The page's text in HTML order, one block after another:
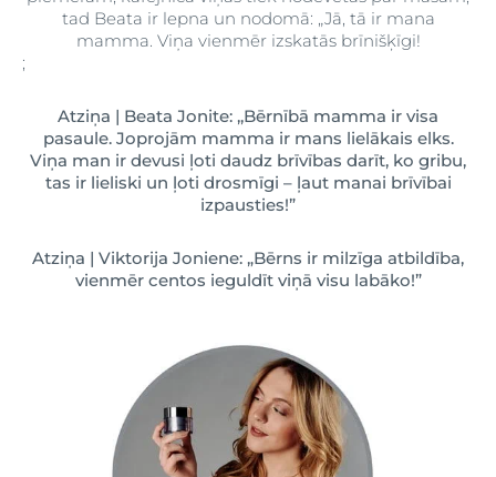
tad Beata ir lepna un nodomā: „Jā, tā ir mana
mamma. Viņa vienmēr izskatās brīnišķīgi!
;
Atziņa | Beata Jonite: ,,Bērnībā mamma ir visa
pasaule. Joprojām mamma ir mans lielākais elks.
Viņa man ir devusi ļoti daudz brīvības darīt, ko gribu,
tas ir lieliski un ļoti drosmīgi – ļaut manai brīvībai
izpausties!”
Atziņa | Viktorija Joniene: „Bērns ir milzīga atbildība,
vienmēr centos ieguldīt viņā visu labāko!”